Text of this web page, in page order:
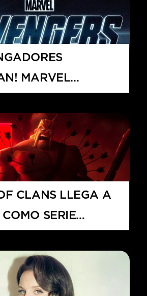
MARVEL
5” Y “AVENGERS:
PARA
SAGA DEL
CLANS LLEGA A
SERIE